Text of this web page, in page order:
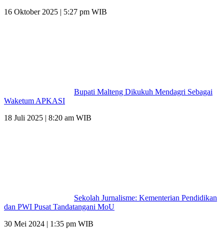
16 Oktober 2025 | 5:27 pm WIB
Bupati Malteng Dikukuh Mendagri Sebagai
Waketum APKASI
18 Juli 2025 | 8:20 am WIB
Sekolah Jurnalisme: Kementerian Pendidikan
dan PWI Pusat Tandatangani MoU
30 Mei 2024 | 1:35 pm WIB